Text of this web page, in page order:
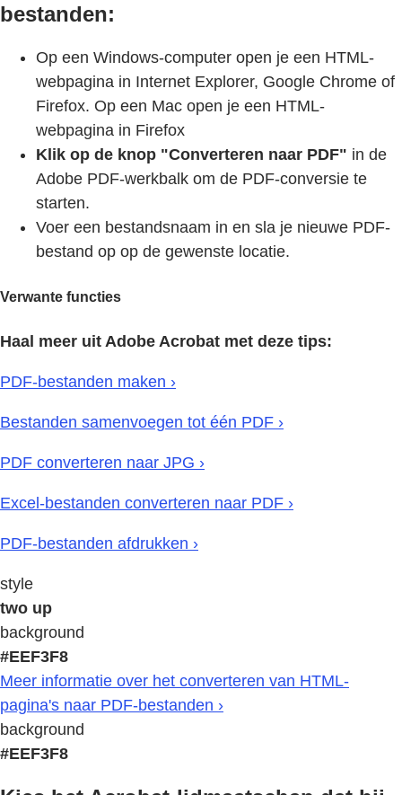
bestanden:
Op een Windows-computer open je een HTML-
webpagina in Internet Explorer, Google Chrome of
Firefox. Op een Mac open je een HTML-
webpagina in Firefox
Klik op de knop "Converteren naar PDF" in de
Adobe PDF-werkbalk om de PDF-conversie te
starten.
Voer een bestandsnaam in en sla je nieuwe PDF-
bestand op op de gewenste locatie.
Verwante functies
Haal meer uit Adobe Acrobat met deze tips:
PDF-bestanden maken ›
Bestanden samenvoegen tot één PDF ›
PDF converteren naar JPG ›
Excel-bestanden converteren naar PDF ›
PDF-bestanden afdrukken ›
style
two up
background
#EEF3F8
Meer informatie over het converteren van HTML-
pagina's naar PDF-bestanden ›
background
#EEF3F8